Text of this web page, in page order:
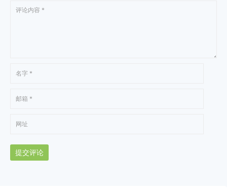
提交评论